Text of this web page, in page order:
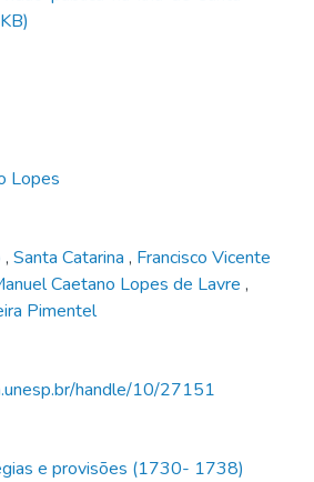
Lopes
, Santa Catarina , Francisco Vicente
Caetano Lopes de Lavre ,
Pimentel
handle/10/27151
e provisões (1730- 1738)